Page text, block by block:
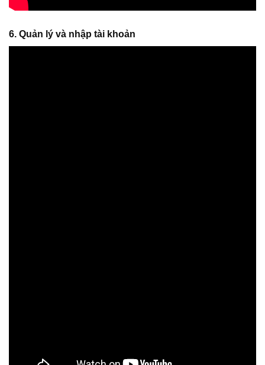
6. Quản lý và nhập tài khoản